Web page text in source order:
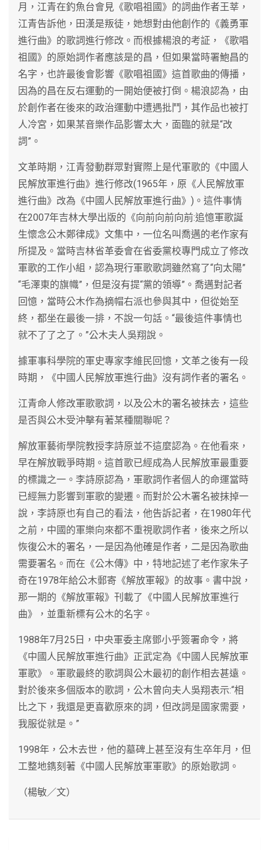
月，江青在釣魚台會見《歌唱祖國》的詞曲作者王莘，
江青告訴他，田漢是叛徒，她想對由他創作的《義勇軍
進行曲》的歌詞進行修改。而根據楊浪的考証，《歌唱
祖國》的原始詞作者應該是的昌，但如果當時署鮑昌的
名字，也許最後會影響《歌唱祖國》這首歌曲的傳播，
因為的昌在反右運動的一開始便被打倒。楊浪認為，由
於創作者在後來的政治運動中遭遇批鬥，其作品也被打
人冷宮，如果某音樂作品影響太大，面臨的就是“改
詞”。
文革時期，江青發動群眾對實際上是代軍歌的《中國人
民解放軍進行曲》進行修改(1965年，原《人民解放軍
進行曲》改為《中國人民解放軍進行曲》)。這件事情
在2007年吉林大學出版的《向前向前向前:追憶軍歌誕
生懷念公木鄭律成》文集中，一位名叫喬邁的老作家有
所提及。當時吉林省革委會在省委黨校專門成立了修改
軍歌的工作小組，認為現行軍歌歌詞雖然寫了“向太陽”
“毛澤東的旗幟”，但是沒有提“黨的領導”。喬邁對記者
回憶，當時公木作為摘帽右派也參與其中，但從始至
終，都坐在最後一排，不說一句話。“最後這件事情也
就不了了之了。”公木夫人吳翔說。
據軍事科學院的軍史專家李維民回憶，文革之後有一段
時期，《中國人民解放軍進行曲》沒有詞作者的署名。
江青命人修改軍歌歌詞，以及公木的署名被抹去，這些
是否與公木受沖擊有著某種關聯呢？
解放軍藝術學院教授李詩原並不這麼認為。在他看來，
早在解放戰爭時期。這首歌已經成為人民解放軍最重要
的標識之一。李詩原認為，軍歌詞作者個人的命運當時
已經無力影響到軍歌的變遷。而對於公木署名被抹掉一
說，李詩原也有自己的看法，他告訴記者，在1980年代
之前，中國的軍樂向來都不重視歌詞作者，後來之所以
恢復公木的署名，一是因為他確是作者，二是因為歌曲
需要署名。而在《公木傳》中，特地記述了老作家朱子
奇在1978年給公木郵寄《解放軍報》的故事。書中說，
那一期的《解放軍報》刊載了《中國人民解放軍進行
曲》，並重新標有公木的名字。
1988年7月25日，中央軍委主席鄧小乎簽署命令，將
《中國人民解放軍進行曲》正武定為《中國人民解放軍
軍歌》。軍歌最終的歌詞與公木最初的創作相去甚遠。
對於後來多個版本的歌詞，公木曾向夫人吳翔表示:“相
比之下，我還是更喜歡原來的詞，但改詞是國家需要，
我服從就是。”
1998年，公木去世，他的墓碑上甚至沒有生卒年月，但
工整地鐫刻著《中國人民解放軍軍歌》的原始歌詞。
（楊敏／文）